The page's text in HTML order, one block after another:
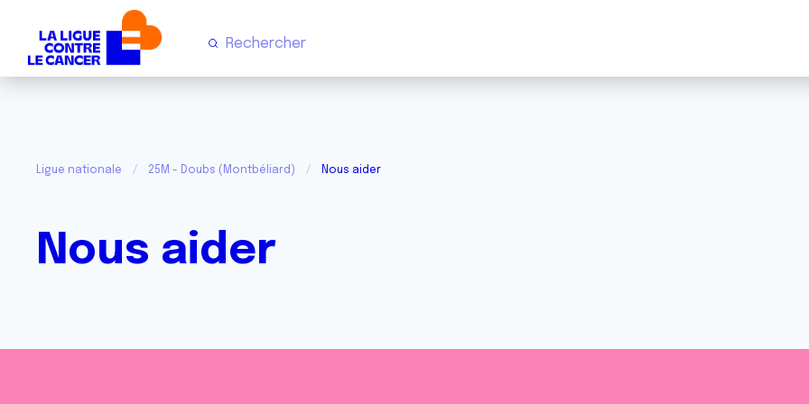
Ligue nationale 25M - Doubs (Montbéliard) Nous aider
Nous aider